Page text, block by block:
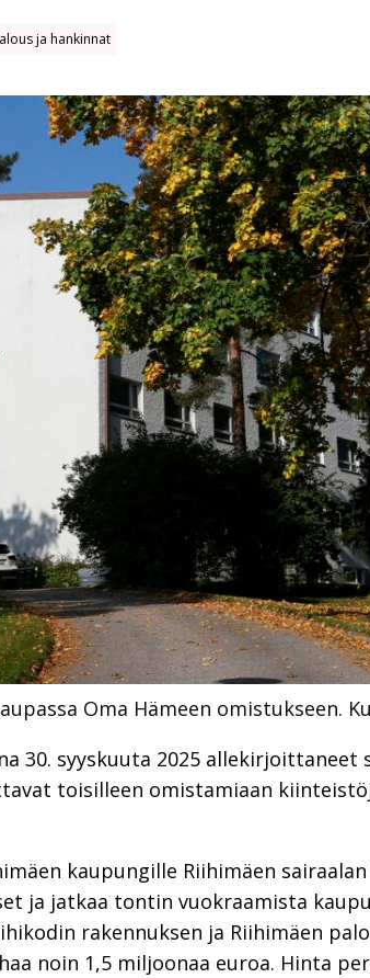
ja hankinnat
Oma Hämeen omistukseen.
30. syyskuuta 2025 allekirjoittaneet
toisilleen omistamiaan
kaupungille Riihimäen
ja jatkaa tontin vuokraamista
rakennuksen ja Riihimäen
noin 1,5 miljoonaa euroa. Hinta